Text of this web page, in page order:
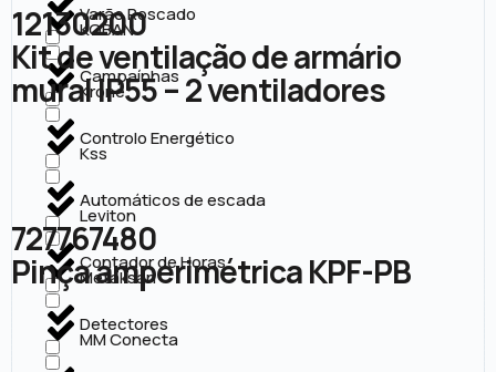
Varão Roscado
Campaínhas
Controlo Energético
Automáticos de escada
Contador de Horas
Detectores
KOBAN
Krone
Kss
Leviton
Metaksan
MM Conecta
12130200
Kit de ventilação de armário
mural IP55 – 2 ventiladores
727767480
Pinça amperimétrica KPF-PB